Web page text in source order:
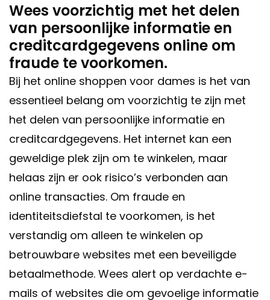
Wees voorzichtig met het delen
van persoonlijke informatie en
creditcardgegevens online om
fraude te voorkomen.
Bij het online shoppen voor dames is het van
essentieel belang om voorzichtig te zijn met
het delen van persoonlijke informatie en
creditcardgegevens. Het internet kan een
geweldige plek zijn om te winkelen, maar
helaas zijn er ook risico’s verbonden aan
online transacties. Om fraude en
identiteitsdiefstal te voorkomen, is het
verstandig om alleen te winkelen op
betrouwbare websites met een beveiligde
betaalmethode. Wees alert op verdachte e-
mails of websites die om gevoelige informatie